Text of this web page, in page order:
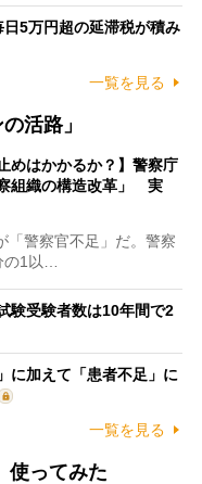
5万円超の延滞税が積み
一覧を見る
活路」
めはかかるか？】警察庁
組織の構造改革」 実
警察官不足」だ。警察
1以…
験受験者数は10年間で2
に加えて「患者不足」に
一覧を見る
使ってみた